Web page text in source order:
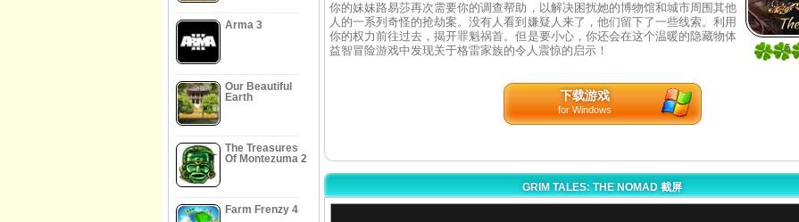
Arma 3
Our Beautiful
Earth
The Treasures
Of Montezuma 2
Farm Frenzy 4
5
你的妹妹路易莎再次需要你的调查帮助，以解决困扰她的博物馆和城市周围其他
人的一系列奇怪的抢劫案。没有人看到嫌疑人来了，他们留下了一些线索。利用
你的权力前往过去，揭开罪魁祸首。但是要小心，你还会在这个温暖的隐藏物体
益智冒险游戏中发现关于格雷家族的令人震惊的启示！
下载游戏
for Windows
GRIM TALES: THE NOMAD 截屏